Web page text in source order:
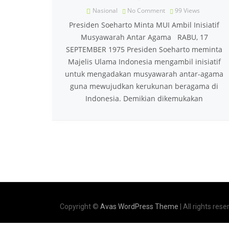
Nasional No Comment 99 Views
Presiden Soeharto Minta MUI Ambil Inisiatif
Musyawarah Antar Agama RABU, 17
SEPTEMBER 1975 Presiden Soeharto meminta
Majelis Ulama Indonesia mengambil inisiatif
untuk mengadakan musyawarah antar-agama
guna mewujudkan kerukunan beragama di
Indonesia. Demikian dikemukakan
Copyright © Avas WordPress Theme | All rights